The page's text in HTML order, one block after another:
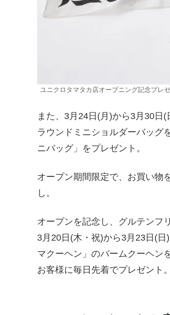
ユニクロタマタカ店オープニング記念プレ
また、3月24日(月)から3月30日
ラウンドミニショルダーバッグ
ニバッグ」をプレゼント。
オープン期間限定で、お買い物
し。
オープンを記念し、グルテンフ
3月20日(木・祝)から3月23日(
マクーヘン」のバームクーヘン
お客様に毎日先着でプレゼント。